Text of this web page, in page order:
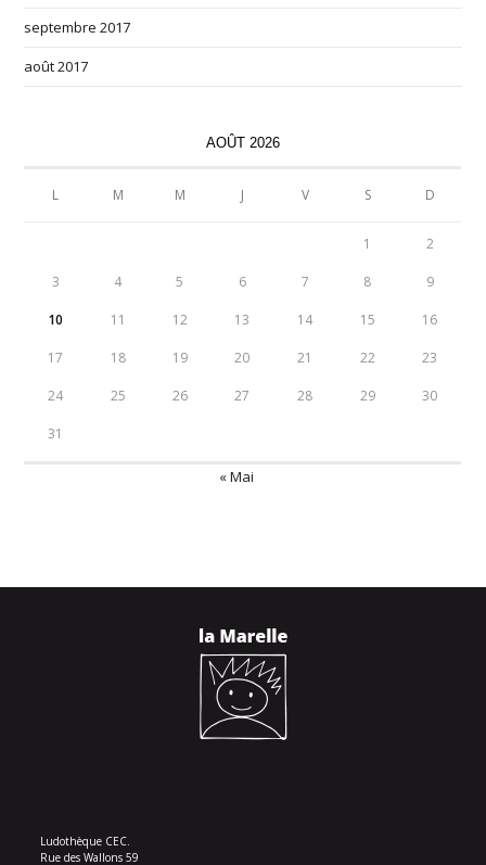
septembre 2017
août 2017
AOÛT 2026
L M M J V S D
1 2
3 4 5 6 7 8 9
10 11 12 13 14 15 16
17 18 19 20 21 22 23
24 25 26 27 28 29 30
31
« Mai
Ludothèque CEC.
Rue des Wallons 59